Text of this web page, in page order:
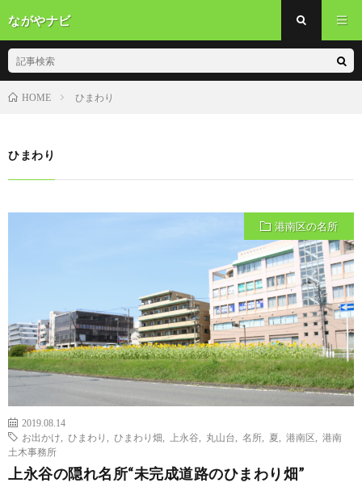
ながやナビ
HOME ひまわり
ひまわり
港南区の名所
2019.08.14
お出かけ
ひまわり ひまわり畑 上永谷 丸山台 名所 夏 港南区
港南
土木事務所
上永谷の隠れ名所“未完成道路のひまわり畑”